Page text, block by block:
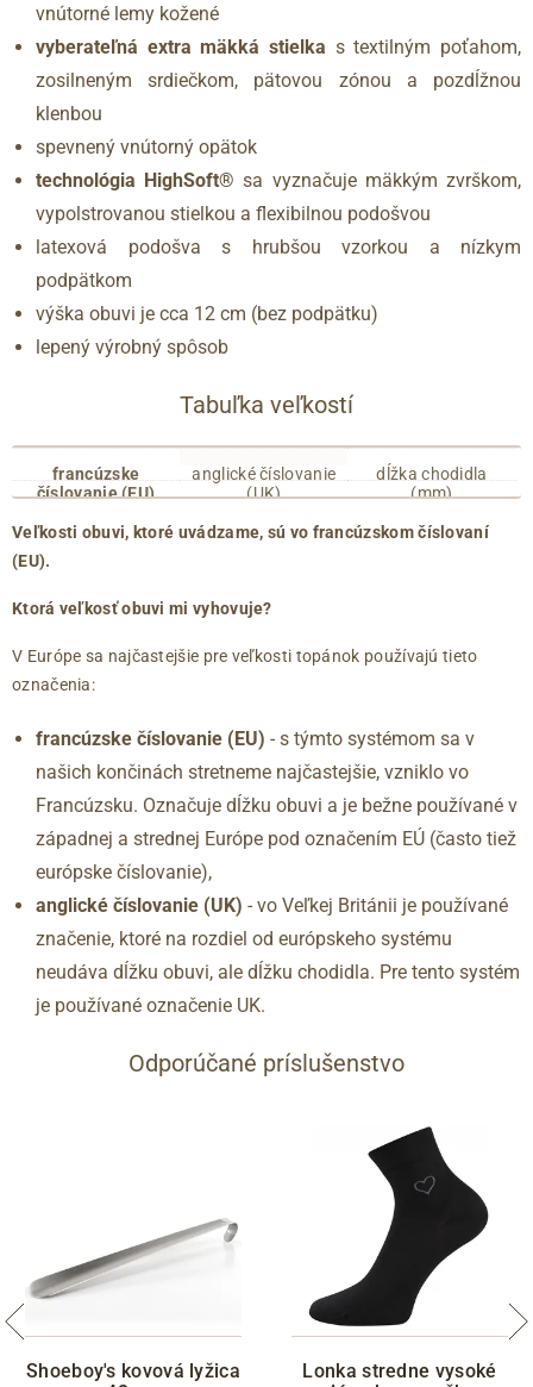
vnútorné lemy kožené
vyberateľná extra mäkká stielka s textilným poťahom,
zosilneným srdiečkom, pätovou zónou a pozdĺžnou
klenbou
spevnený vnútorný opätok
technológia HighSoft®sa vyznačuje mäkkým zvrškom,
vypolstrovanou stielkou a flexibilnou podošvou
latexová podošva s hrubšou vzorkou a nízkym
podpätkom
výška obuvi je cca 12 cm (bez podpätku)
lepený výrobný spôsob
Tabuľka veľkostí
francúzske
číslovanie (EU)
36
37
38
38.5
39
43
44
45
46
anglické číslovanie
(UK)
3
4
5
6
9
9.5
10
11
12.5
dĺžka chodidla
(mm)
220
240
270
280
285
290
Veľkosti obuvi, ktoré uvádzame, sú vo francúzskom číslovaní
(EU).
Ktorá veľkosť obuvi mi vyhovuje?
V Európe sa najčastejšie pre veľkosti topánok používajú tieto
označenia:
francúzske číslovanie (EU) - s týmto systémom sa v
našich končinách stretneme najčastejšie, vzniklo vo
Francúzsku. Označuje dĺžku obuvi a je bežne používané v
západnej a strednej Európe pod označením EÚ (často tiež
európske číslovanie),
anglické číslovanie (UK) - vo Veľkej Británii je používané
značenie, ktoré na rozdiel od európskeho systému
neudáva dĺžku obuvi, ale dĺžku chodidla. Pre tento systém
je používané označenie UK.
Odporúčané príslušenstvo
Shoeboy's kovová lyžica
Lonka stredne vysoké